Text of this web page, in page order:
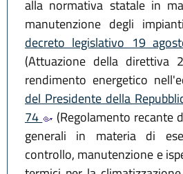
alla normativa statale in
manutenzione degli
decreto legislativo 19
(Attuazione della direttiva
rendimento energetico
del Presidente della
74
(Regolamento recante
generali in materia di
controllo, manutenzione e